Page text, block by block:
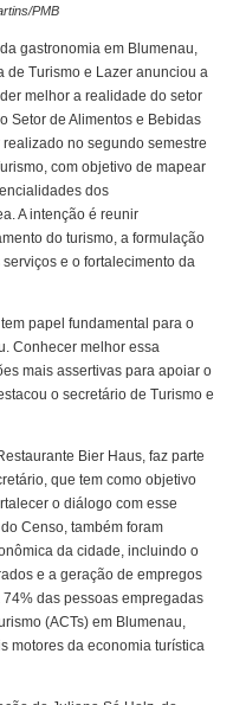
PMB
gastronomia em Blumenau,
de Turismo e Lazer anunciou a
melhor a realidade do setor
Setor de Alimentos e Bebidas
no segundo semestre
com objetivo de mapear
dos
A intenção é reunir
do turismo, a formulação
e o fortalecimento da
papel fundamental para o
Conhecer melhor essa
mais assertivas para apoiar o
o secretário de Turismo e
Bier Haus, faz parte
que tem como objetivo
o diálogo com esse
Censo, também foram
da cidade, incluindo o
e a geração de empregos
das pessoas empregadas
(ACTs) em Blumenau,
motores da economia turística